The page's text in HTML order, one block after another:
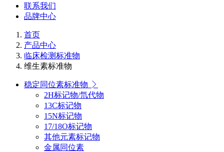
联系我们
品牌中心
首页
产品中心
临床检测标准物
维生素标准物
稳定同位素标准物
2H标记物/氘代物
13C标记物
15N标记物
17/18O标记物
其他元素标记物
金属同位素